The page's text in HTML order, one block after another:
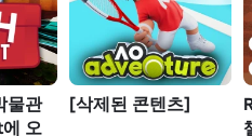
물관
오
[삭제된 콘텐츠]